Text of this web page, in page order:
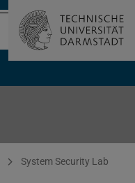
System Security Lab